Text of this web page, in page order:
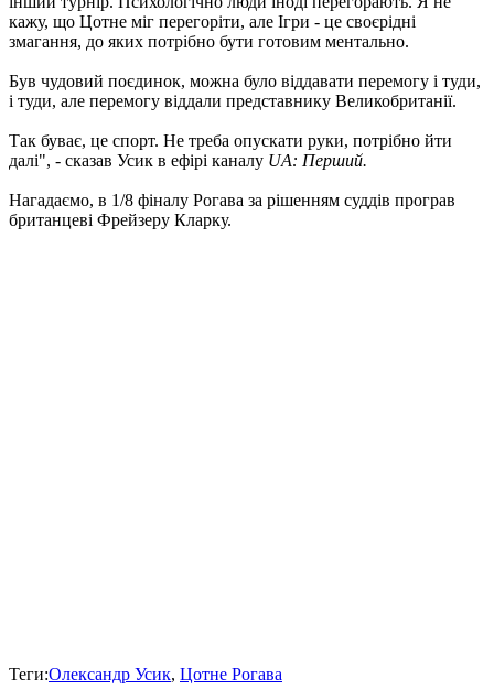
кажу, що Цотне міг перегоріти, але Ігри - це своєрідні
змагання, до яких потрібно бути готовим ментально.
Був чудовий поєдинок, можна було віддавати перемогу і туди,
і туди, але перемогу віддали представнику Великобританії.
Так буває, це спорт. Не треба опускати руки, потрібно йти
далі", - сказав Усик в ефірі каналу UA: Перший.
Нагадаємо, в 1/8 фіналу Рогава за рішенням суддів програв
британцеві Фрейзеру Кларку.
Теги:Олександр Усик, Цотне Рогава